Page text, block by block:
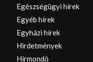
Egészségügyi hírek
Egyéb hírek
Egyházi hírek
Hirdetmények
Hírmondó